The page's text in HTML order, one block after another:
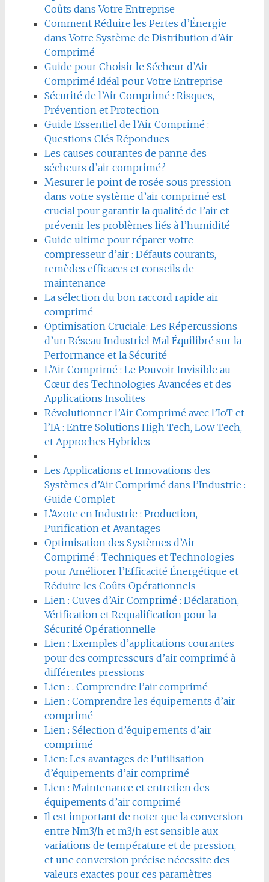
Coûts dans Votre Entreprise
Comment Réduire les Pertes d’Énergie
dans Votre Système de Distribution d’Air
Comprimé
Guide pour Choisir le Sécheur d’Air
Comprimé Idéal pour Votre Entreprise
Sécurité de l’Air Comprimé : Risques,
Prévention et Protection
Guide Essentiel de l’Air Comprimé :
Questions Clés Répondues
Les causes courantes de panne des
sécheurs d’air comprimé?
Mesurer le point de rosée sous pression
dans votre système d’air comprimé est
crucial pour garantir la qualité de l’air et
prévenir les problèmes liés à l’humidité
Guide ultime pour réparer votre
compresseur d’air : Défauts courants,
remèdes efficaces et conseils de
maintenance
La sélection du bon raccord rapide air
comprimé
Optimisation Cruciale: Les Répercussions
d’un Réseau Industriel Mal Équilibré sur la
Performance et la Sécurité
L’Air Comprimé : Le Pouvoir Invisible au
Cœur des Technologies Avancées et des
Applications Insolites
Révolutionner l’Air Comprimé avec l’IoT et
l’IA : Entre Solutions High Tech, Low Tech,
et Approches Hybrides
Les Applications et Innovations des
Systèmes d’Air Comprimé dans l’Industrie :
Guide Complet
L’Azote en Industrie : Production,
Purification et Avantages
Optimisation des Systèmes d’Air
Comprimé : Techniques et Technologies
pour Améliorer l’Efficacité Énergétique et
Réduire les Coûts Opérationnels
Lien : Cuves d’Air Comprimé : Déclaration,
Vérification et Requalification pour la
Sécurité Opérationnelle
Lien : Exemples d’applications courantes
pour des compresseurs d’air comprimé à
différentes pressions
Lien : . Comprendre l’air comprimé
Lien : Comprendre les équipements d’air
comprimé
Lien : Sélection d’équipements d’air
comprimé
Lien: Les avantages de l’utilisation
d’équipements d’air comprimé
Lien : Maintenance et entretien des
équipements d’air comprimé
Il est important de noter que la conversion
entre Nm3/h et m3/h est sensible aux
variations de température et de pression,
et une conversion précise nécessite des
valeurs exactes pour ces paramètres